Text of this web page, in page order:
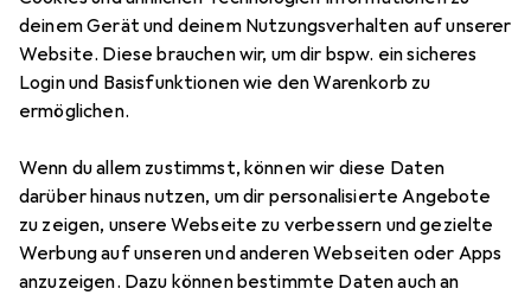
deinem Gerät und deinem Nutzungsverhalten auf unserer
Website. Diese brauchen wir, um dir bspw. ein sicheres
Login und Basisfunktionen wie den Warenkorb zu
ermöglichen.
Wenn du allem zustimmst, können wir diese Daten
darüber hinaus nutzen, um dir personalisierte Angebote
zu zeigen, unsere Webseite zu verbessern und gezielte
Werbung auf unseren und anderen Webseiten oder Apps
anzuzeigen. Dazu können bestimmte Daten auch an
5 Bilder
Unold Esge Mischen von Puodelis
(7126)
4
Bewertungen
Aktuell nicht lieferbar